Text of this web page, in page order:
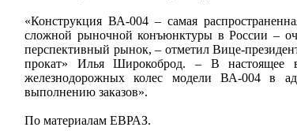
«Конструкция ВА-004 – самая
сложной рыночной конъюнктуры в России –
перспективный рынок, – отметил Вице-
прокат» Илья Широкоброд. – В
железнодорожных колес модели ВА-004 в
выполнению заказов».
По материалам ЕВРАЗ.